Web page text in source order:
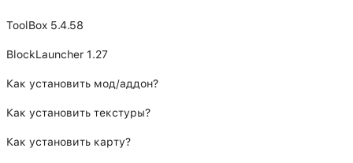
ToolBox 5.4.58
BlockLauncher 1.27
Как установить мод/аддон?
Как установить текстуры?
Как установить карту?